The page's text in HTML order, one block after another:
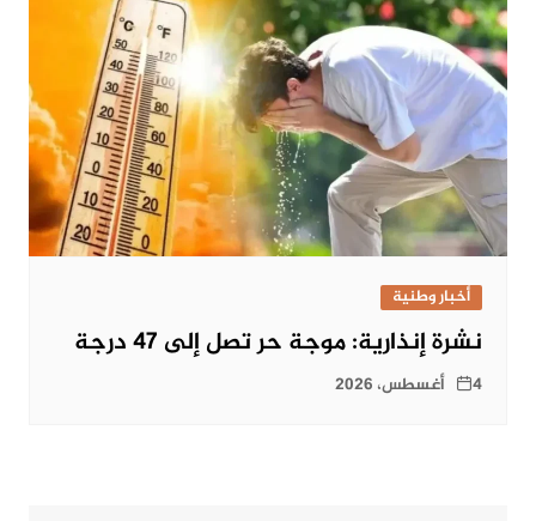
أخبار وطنية
نشرة إنذارية: موجة حر تصل إلى 47 درجة
4 أغسطس، 2026